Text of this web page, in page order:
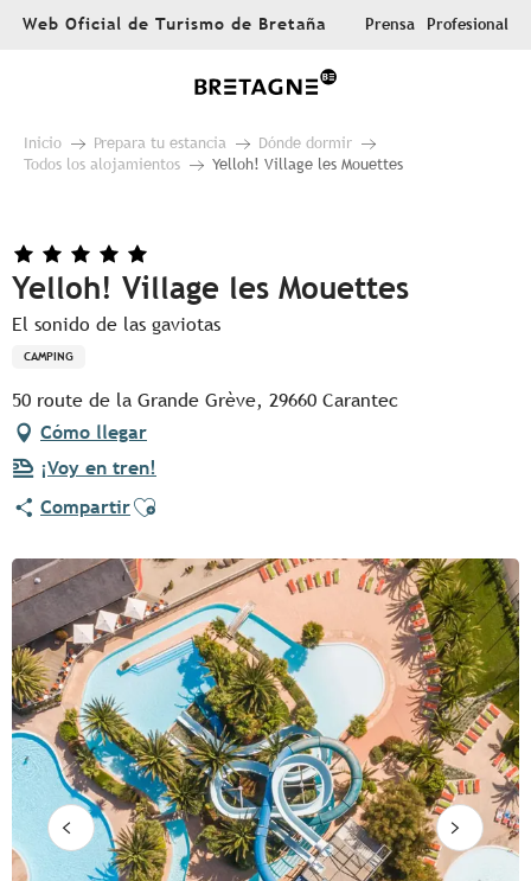
AllerWeb Oficial de Turismo de Bretaña Prensa Profesional
Inicio Prepara tu estancia
Dónde dormir
Todos los alojamientos
Yelloh! Village les Mouettes
Yelloh! Village les Mouettes
El sonido de las gaviotas
CAMPING
50 route de la Grande Grève, 29660 Carantec
Cómo llegar
¡Voy en tren!
CompartirAjouter aux favoris